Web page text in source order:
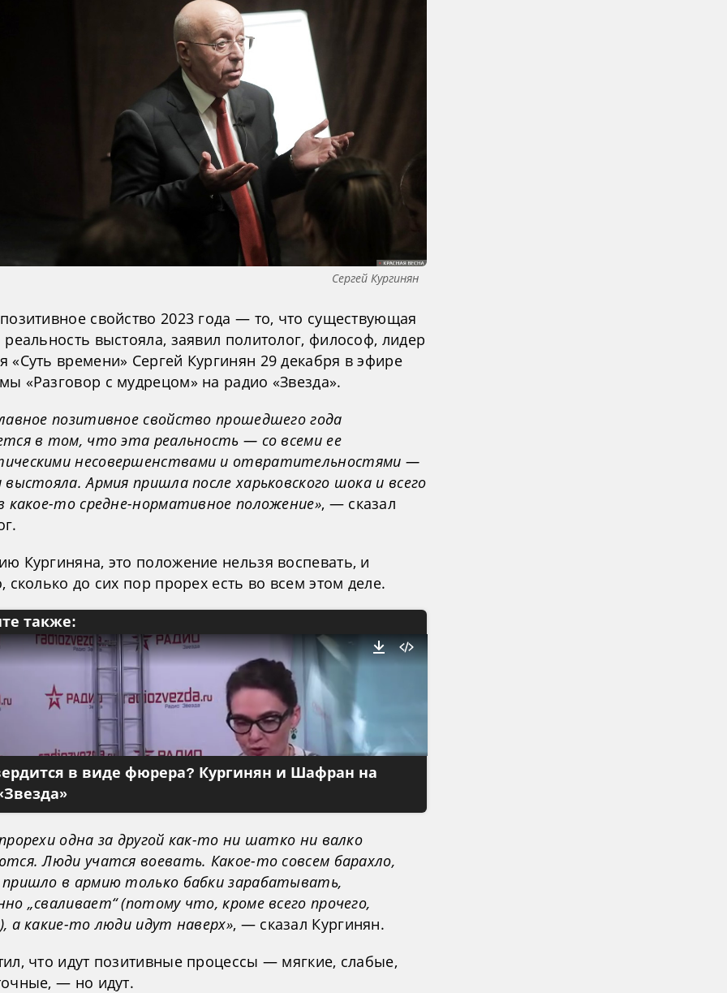
Сергей Кургинян
свойство 2023 года — то, что существующая
реальность выстояла, заявил политолог, философ, лидер
«Суть времени» Сергей Кургинян 29 декабря в эфире
«Разговор с мудрецом» на радио «Звезда».
позитивное свойство прошедшего года
в том, что эта реальность — со всеми ее
несовершенствами и отвратительностями —
Армия пришла после харьковского шока и всего
какое-то средне-нормативное положение», — сказал
Кургиняна, это положение нельзя воспевать, и
сколько до сих пор прорех есть во всем этом деле.
также:
в виде фюрера? Кургинян и Шафран на
одна за другой как-то ни шатко ни валко
Люди учатся воевать. Какое-то совсем барахло,
в армию только бабки зарабатывать,
„сваливает“ (потому что, кроме всего прочего,
а какие-то люди идут наверх», — сказал Кургинян.
что идут позитивные процессы — мягкие, слабые,
— но идут.